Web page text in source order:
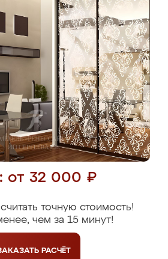
от 32 000 ₽
точную стоимость!
чем за 15 минут!
РАСЧЁТ